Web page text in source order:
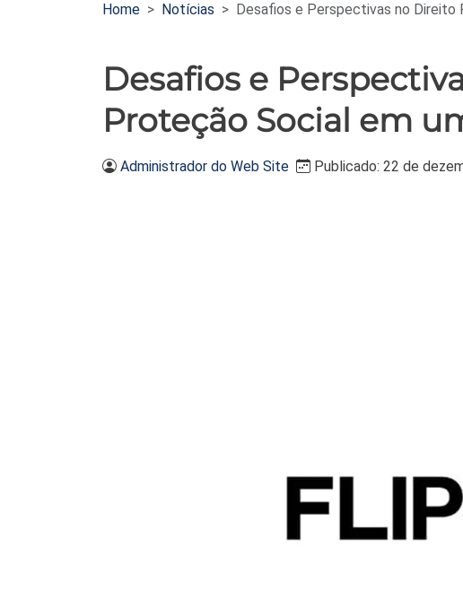
Home Notícias Desafios e Perspectivas no Direito
Desafios e
Proteção Social em
Administrador do Web Site Publicado: 22 de